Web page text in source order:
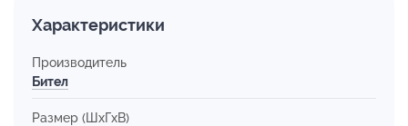
Характеристики
Производитель
Бител
Размер (ШхГхВ)